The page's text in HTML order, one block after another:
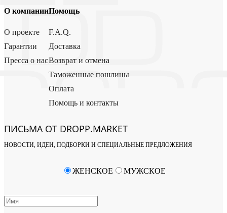
О компании
О проекте
Гарантии
Пресса о нас
Помощь
F.A.Q.
Доставка
Возврат и отмена
Таможенные пошлины
Оплата
Помощь и контакты
ПИСЬМА ОТ DROPP.MARKET
НОВОСТИ, ИДЕИ, ПОДБОРКИ И СПЕЦИАЛЬНЫЕ ПРЕДЛОЖЕНИЯ
ЖЕНСКОЕ МУЖСКОЕ